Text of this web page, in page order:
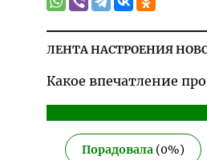
ЛЕНТА НАСТРОЕНИЯ
Какое впечатление
Порадовала (0%)